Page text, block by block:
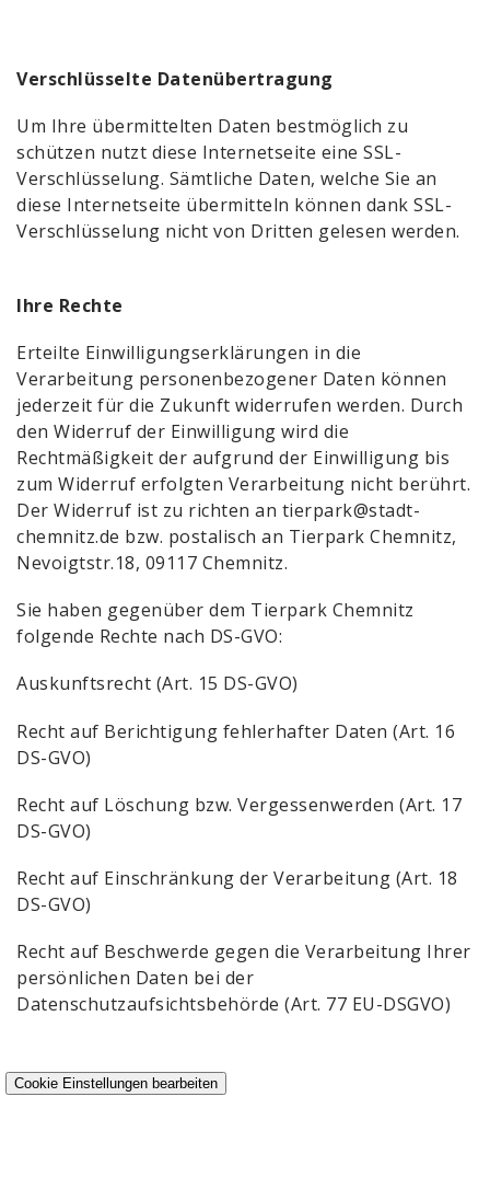
Verschlüsselte Datenübertragung
Um Ihre übermittelten Daten bestmöglich zu
schützen nutzt diese Internetseite eine SSL-
Verschlüsselung. Sämtliche Daten, welche Sie an
diese Internetseite übermitteln können dank SSL-
Verschlüsselung nicht von Dritten gelesen werden.
Ihre Rechte
Erteilte Einwilligungserklärungen in die
Verarbeitung personenbezogener Daten können
jederzeit für die Zukunft widerrufen werden. Durch
den Widerruf der Einwilligung wird die
Rechtmäßigkeit der aufgrund der Einwilligung bis
zum Widerruf erfolgten Verarbeitung nicht berührt.
Der Widerruf ist zu richten an tierpark@stadt-
chemnitz.de bzw. postalisch an Tierpark Chemnitz,
Nevoigtstr.18, 09117 Chemnitz.
Sie haben gegenüber dem Tierpark Chemnitz
folgende Rechte nach DS-GVO:
Auskunftsrecht (Art. 15 DS-GVO)
Recht auf Berichtigung fehlerhafter Daten (Art. 16
DS-GVO)
Recht auf Löschung bzw. Vergessenwerden (Art. 17
DS-GVO)
Recht auf Einschränkung der Verarbeitung (Art. 18
DS-GVO)
Recht auf Beschwerde gegen die Verarbeitung Ihrer
persönlichen Daten bei der
Datenschutzaufsichtsbehörde (Art. 77 EU-DSGVO)
Cookie Einstellungen bearbeiten